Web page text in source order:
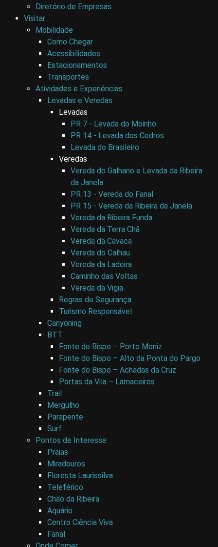
Diretório de Empresas
Visitar
Mobilidade
Como Chegar
Acessibilidades
Estacionamentos
Transportes
Atividades e Experiências
Levadas e Veredas
Levadas
PR 7 - Levada do Moinho
PR 14 - Levada dos Cedros
Levada do Brasileiro
Veredas
Vereda do Galhano e Levada da Ribeira
da Janela
PR 13 - Vereda do Fanal
PR 15 - Vereda da Ribeira da Janela
Vereda da Ribeira Funda
Vereda da Terra Chã
Vereda da Cavaca
Vereda do Calhau
Vereda da Ladeira
Caminho das Voltas
Vereda da Vigia
Regras de Segurança
Turismo Responsável
Canyoning
BTT
Fonte do Bispo – Porto Moniz
Fonte do Bispo – Alto da Ponta do Pargo
Fonte do Bispo – Achadas da Cruz
Portas da Vila – Lamaceiros
Trail
Mergulho
Parapente
Surf
Pontos de Interesse
Praias
Miradouros
Floresta Laurissilva
Teleférico
Chão da Ribeira
Aquário
Centro Ciência Viva
Fanal